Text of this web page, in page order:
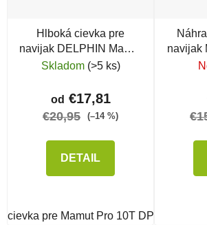
Hlboká cievka pre
navijak DELPHIN Mamut
Pro DP Aluminium
Skladom (>5 ks)
od €17,81
€20,95 (–14 %)
DETAIL
cievka pre Mamut Pro 10T DP Aluminium
navijak